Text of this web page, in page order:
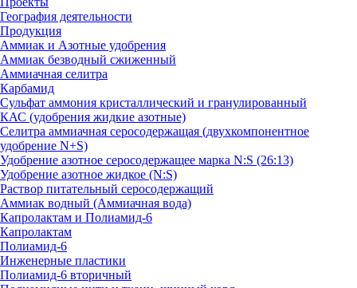
География деятельности
Продукция
Аммиак и Азотные удобрения
Аммиак безводный сжиженный
Аммиачная селитра
Карбамид
Сульфат аммония кристаллический и гранулированный
КАС (удобрения жидкие азотные)
Селитра аммиачная серосодержащая (двухкомпонентное
удобрение N+S)
Удобрение азотное серосодержащее марка N:S (26:13)
Удобрение азотное жидкое (N:S)
Раствор питательный серосодержащий
Аммиак водный (Аммиачная вода)
Капролактам и Полиамид-6
Капролактам
Полиамид-6
Инженерные пластики
Полиамид-6 вторичный